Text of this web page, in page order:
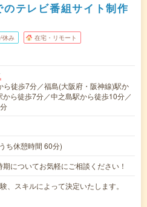
テレビ番組サイト制作
休み 在宅・リモート
ら徒歩7分／福島(大阪府・阪神線)駅か
から徒歩7分／中之島駅から徒歩10分／
ち休憩時間 60分)
についてお気軽にご相談ください！
スキルによって決定いたします。